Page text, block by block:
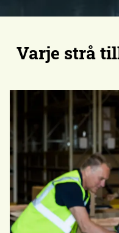
Varje strå